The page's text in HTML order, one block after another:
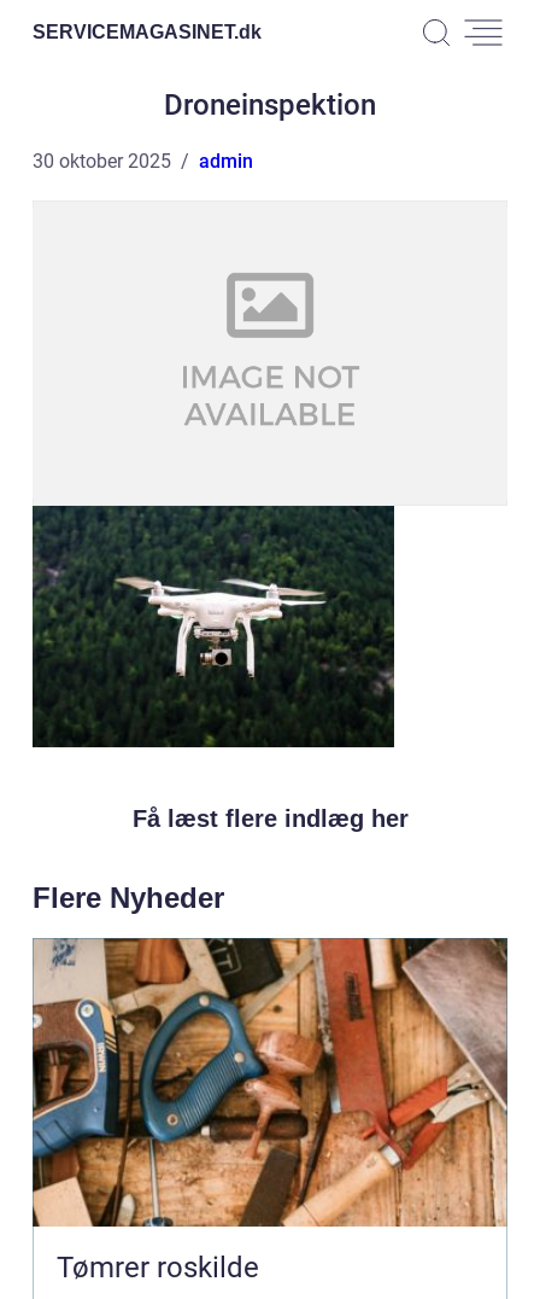
SERVICEMAGASINET.dk
Droneinspektion
30 oktober 2025 admin
Få læst flere indlæg her
Flere Nyheder
Tømrer roskilde